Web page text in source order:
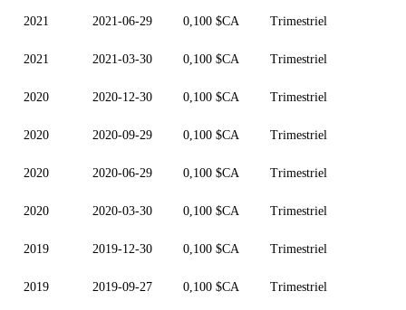
2021 2021-06-29 0,100 $CA Trimestriel
2021 2021-03-30 0,100 $CA Trimestriel
2020 2020-12-30 0,100 $CA Trimestriel
2020 2020-09-29 0,100 $CA Trimestriel
2020 2020-06-29 0,100 $CA Trimestriel
2020 2020-03-30 0,100 $CA Trimestriel
2019 2019-12-30 0,100 $CA Trimestriel
2019 2019-09-27 0,100 $CA Trimestriel